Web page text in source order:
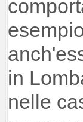
in
nelle